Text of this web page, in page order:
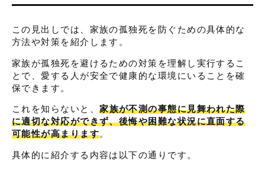
この見出しでは、家族の孤独死を防ぐための具体的な
方法や対策を紹介します。
家族が孤独死を避けるための対策を理解し実行するこ
とで、愛する人が安全で健康的な環境にいることを確
保できます。
これを知らないと、家族が不測の事態に見舞われた際
に適切な対応ができず、後悔や困難な状況に直面する
可能性が高まります。
具体的に紹介する内容は以下の通りです。